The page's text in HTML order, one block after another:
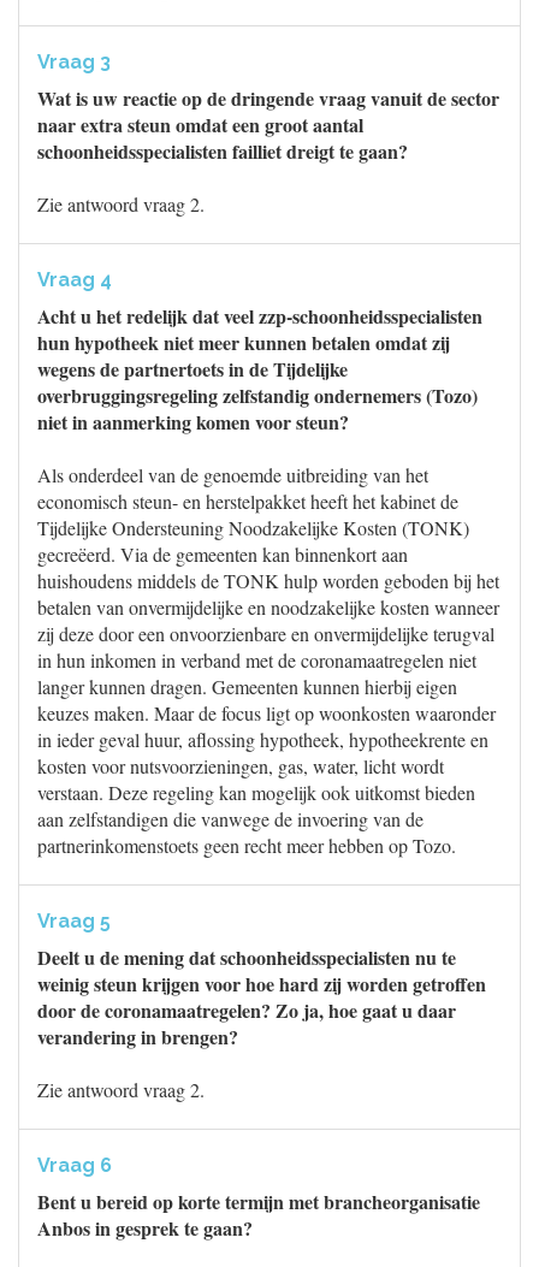
Vraag 3
Wat is uw reactie op de dringende vraag vanuit de sector
naar extra steun omdat een groot aantal
schoonheidsspecialisten failliet dreigt te gaan?
Zie antwoord vraag 2.
Vraag 4
Acht u het redelijk dat veel zzp-schoonheidsspecialisten
hun hypotheek niet meer kunnen betalen omdat zij
wegens de partnertoets in de Tijdelijke
overbruggingsregeling zelfstandig ondernemers (Tozo)
niet in aanmerking komen voor steun?
Als onderdeel van de genoemde uitbreiding van het
economisch steun- en herstelpakket heeft het kabinet de
Tijdelijke Ondersteuning Noodzakelijke Kosten (TONK)
gecreëerd. Via de gemeenten kan binnenkort aan
huishoudens middels de TONK hulp worden geboden bij het
betalen van onvermijdelijke en noodzakelijke kosten wanneer
zij deze door een onvoorzienbare en onvermijdelijke terugval
in hun inkomen in verband met de coronamaatregelen niet
langer kunnen dragen. Gemeenten kunnen hierbij eigen
keuzes maken. Maar de focus ligt op woonkosten waaronder
in ieder geval huur, aflossing hypotheek, hypotheekrente en
kosten voor nutsvoorzieningen, gas, water, licht wordt
verstaan. Deze regeling kan mogelijk ook uitkomst bieden
aan zelfstandigen die vanwege de invoering van de
partnerinkomenstoets geen recht meer hebben op Tozo.
Vraag 5
Deelt u de mening dat schoonheidsspecialisten nu te
weinig steun krijgen voor hoe hard zij worden getroffen
door de coronamaatregelen? Zo ja, hoe gaat u daar
verandering in brengen?
Zie antwoord vraag 2.
Vraag 6
Bent u bereid op korte termijn met brancheorganisatie
Anbos in gesprek te gaan?